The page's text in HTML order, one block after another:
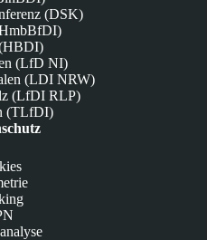
(DSK)
(LfD NI)
(LDI NRW)
(LfDI RLP)
(TLfDI)